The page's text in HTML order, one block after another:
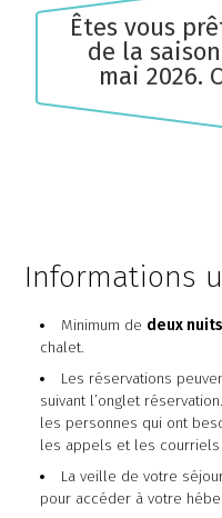
Êtes vous
de la
mai 2026.
Informations
Minimum de deux nuits
chalet.
Les réservations
suivant l’onglet
les personnes qui ont
les appels et les courriels
La veille de votre
pour accéder à votre